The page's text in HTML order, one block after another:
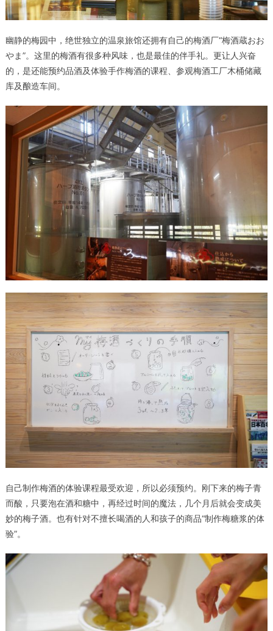
幽静的梅园中，绝世独立的温泉旅馆还拥有自己的梅酒厂“梅酒蔵おお
やま”。这里的梅酒有很多种风味，也是最佳的伴手礼。更让人兴奋
的，是还能预约品酒及体验手作梅酒的课程、参观梅酒工厂木桶储藏
库及酿造车间。
自己制作梅酒的体验课程最受欢迎，所以必须预约。刚下来的梅子青
而酸，只要泡在酒和糖中，再经过时间的魔法，几个月后就会变成美
妙的梅子酒。也有针对不擅长喝酒的人和孩子的商品“制作梅糖浆的体
验”。